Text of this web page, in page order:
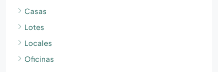
Casas
Lotes
Locales
Oficinas